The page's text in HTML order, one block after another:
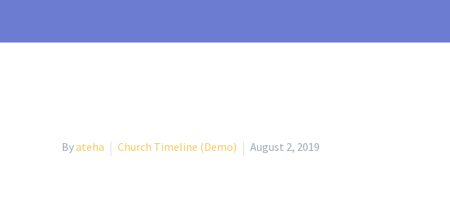
Byateha Church Timeline (Demo) August 2, 2019